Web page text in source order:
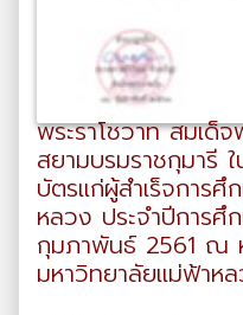
พระราโชวาท สมเด็
สยามบรมราชกุมารี
บัตรแก่ผู้สำเร็จการ
หลวง ประจำปีการ
กุมภาพันธ์ 2561 ณ
มหาวิทยาลัยแม่ฟ้าห